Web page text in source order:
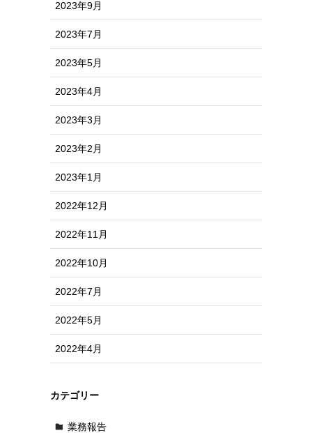
2023年9月
2023年7月
2023年5月
2023年4月
2023年3月
2023年2月
2023年1月
2022年12月
2022年11月
2022年10月
2022年7月
2022年5月
2022年4月
カテゴリー
業務報告